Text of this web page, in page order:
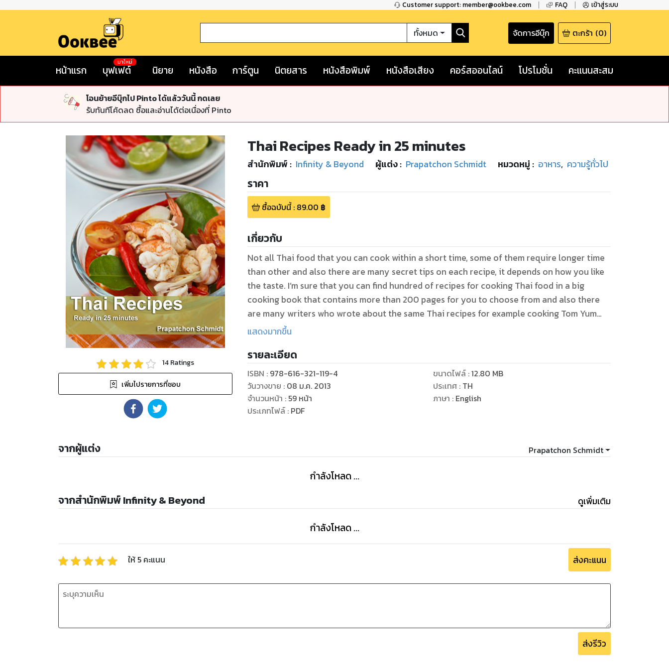
Customer support: member@ookbee.com FAQ เข้าสู่ระบบ
ทั้งหมด จัดการอีบุ๊ก ตะกร้า (0)
หน้าแรก บุฟเฟต์
มาใหม่
นิยาย หนังสือ การ์ตูน นิตยสาร หนังสือพิมพ์ หนังสือเสียง คอร์สออนไลน์ โปรโมชั่น คะแนนสะสม
โอนย้ายอีบุ๊กไป Pinto ได้แล้ววันนี้ กดเลย
รับทันทีโค้ดลด ซื้อและอ่านได้ต่อเนื่องที่ Pinto
14Ratings
เพิ่มไปรายการที่ชอบ
Thai Recipes Ready in 25 minutes
สำนักพิมพ์ : Infinity & Beyond ผู้แต่ง : Prapatchon Schmidt หมวดหมู่ : อาหาร, ความรู้ทั่วไป
ราคา
ซื้อฉบับนี้: 89.00 ฿
เกี่ยวกับ
Not all Thai food that you can cook within a short time, some of them require longer time
than other and also there are many secret tips on each recipe, it depends on how you like
the taste. I’m sure that you can find hundred of recipes for cooking Thai food in a big
cooking book that contains more than 200 pages for you to choose from and also there
are many writers who wrote about the same Thai recipes for example cooking Tom Yum
Koong, or Tom Kha Kai. But that is not my goal of writing those type of book, I know that
lives that have so many things to do and we want to do it all the best we can, which one of
them also including prepare meal for your family. Instead of trying to find through the 200
pages and try to choose which recipes you would like to cook for your meal today, I had
chosen for you the easy and yummy Thai recipes for both main course and Thai desserts
that I had cooked them and love them very much and I would like to share all these Thai
limited time in cooking to enjoy and have the healthy Thai food.
แสดงมากขึ้น
รายละเอียด
ISBN : 978-616-321-119-4
วันวางขาย : 08 ม.ค. 2013
จำนวนหน้า : 59 หน้า
ประเภทไฟล์: PDF
ขนาดไฟล์:12.80 MB
ประเทศ : TH
ภาษา : English
จากผู้แต่ง Prapatchon Schmidt
กำลังโหลด ...
จากสำนักพิมพ์ Infinity & Beyond ดูเพิ่มเติม
กำลังโหลด ...
ให้ 5 คะแนน ส่งคะแนน
ส่งรีวิว